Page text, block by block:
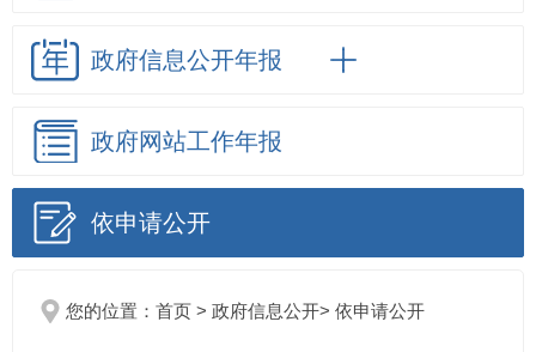
政府信息公开年报
政府网站工作年报
依申请公开
您的位置： 首页 > 政府信息公开> 依申请公开